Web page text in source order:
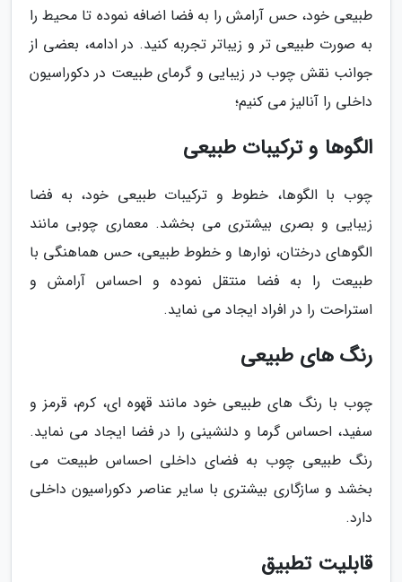
طبیعی خود، حس آرامش را به فضا اضافه نموده تا محیط را
به صورت طبیعی تر و زیباتر تجربه کنید. در ادامه، بعضی از
جوانب نقش چوب در زیبایی و گرمای طبیعت در دکوراسیون
داخلی را آنالیز می کنیم؛
الگوها و ترکیبات طبیعی
چوب با الگوها، خطوط و ترکیبات طبیعی خود، به فضا
زیبایی و بصری بیشتری می بخشد. معماری چوبی مانند
الگوهای درختان، نوارها و خطوط طبیعی، حس هماهنگی با
طبیعت را به فضا منتقل نموده و احساس آرامش و
استراحت را در افراد ایجاد می نماید.
رنگ های طبیعی
چوب با رنگ های طبیعی خود مانند قهوه ای، کرم، قرمز و
سفید، احساس گرما و دلنشینی را در فضا ایجاد می نماید.
رنگ طبیعی چوب به فضای داخلی احساس طبیعت می
بخشد و سازگاری بیشتری با سایر عناصر دکوراسیون داخلی
دارد.
قابلیت تطبیق